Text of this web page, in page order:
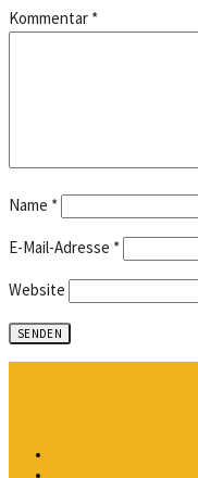
Kommentar *
Name *
E-Mail-Adresse *
Website